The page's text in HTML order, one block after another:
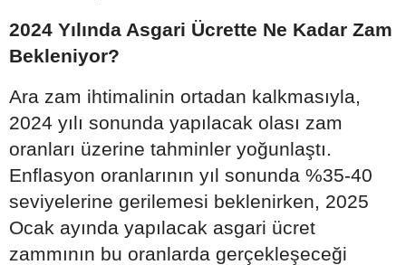
2024 Yılında Asgari Ücrette Ne Kadar Zam
Bekleniyor?
Ara zam ihtimalinin ortadan kalkmasıyla,
2024 yılı sonunda yapılacak olası zam
oranları üzerine tahminler yoğunlaştı.
Enflasyon oranlarının yıl sonunda %35-40
seviyelerine gerilemesi beklenirken, 2025
Ocak ayında yapılacak asgari ücret
zammının bu oranlarda gerçekleşeceği